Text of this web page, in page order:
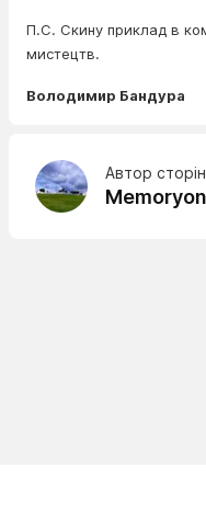
П.С. Скину приклад в
мистецтв.
Володимир Бандура
Автор